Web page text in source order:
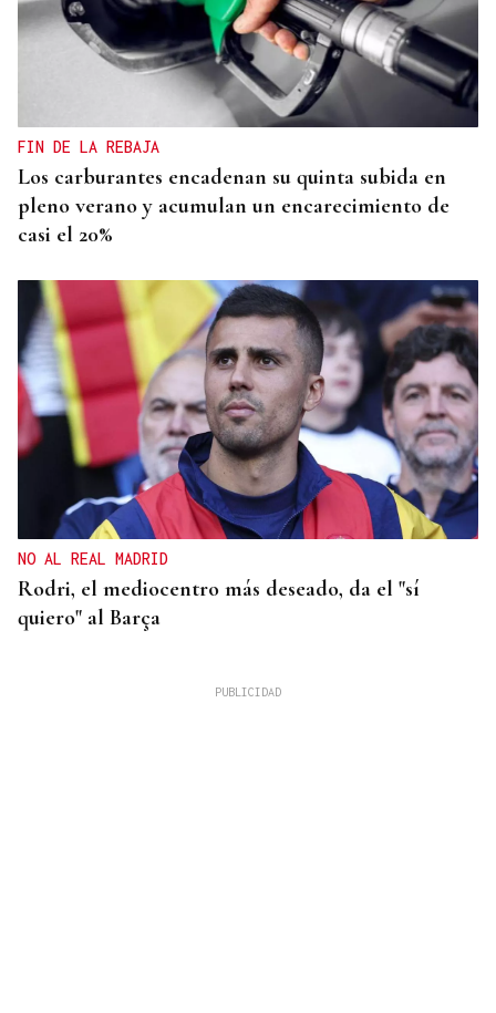
FIN DE LA REBAJA
Los carburantes encadenan su quinta subida en
pleno verano y acumulan un encarecimiento de
casi el 20%
NO AL REAL MADRID
Rodri, el mediocentro más deseado, da el "sí
quiero" al Barça